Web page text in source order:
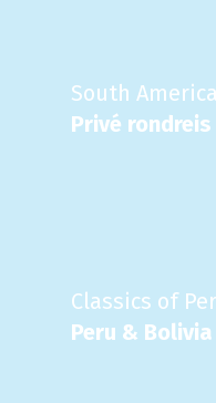
South
Privé rondreis
Classics of
Peru & Bolivia